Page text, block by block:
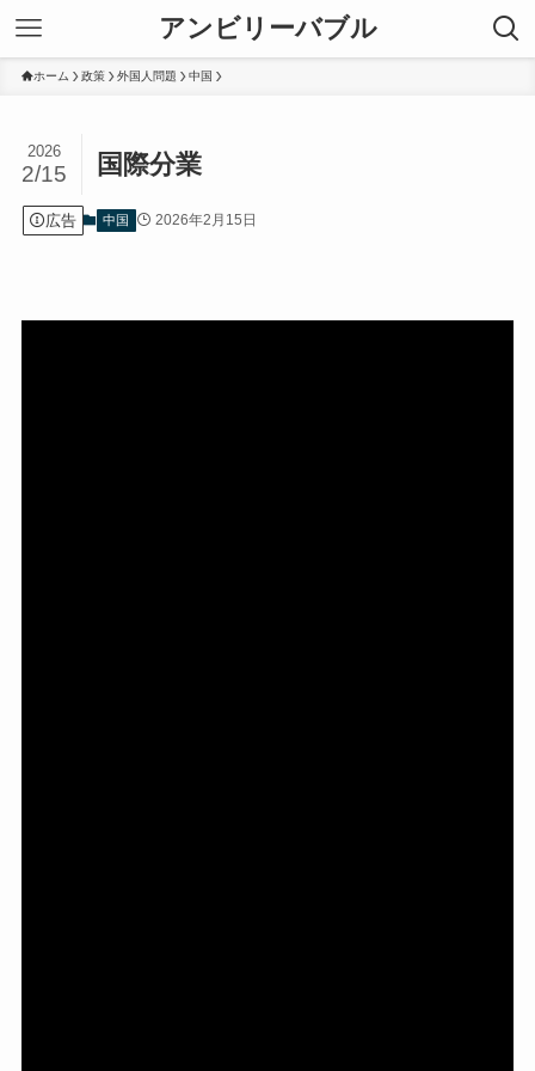
アンビリーバブル
ホーム 政策 外国人問題 中国
国際分業
2026
2/15
広告 中国 2026年2月15日